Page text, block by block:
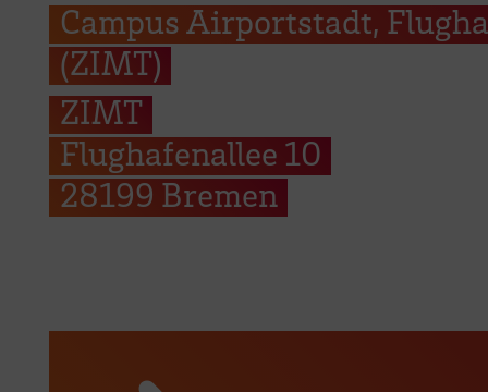
Campus Airportstadt,
(ZIMT)
ZIMT
Flughafenallee 10
28199 Bremen